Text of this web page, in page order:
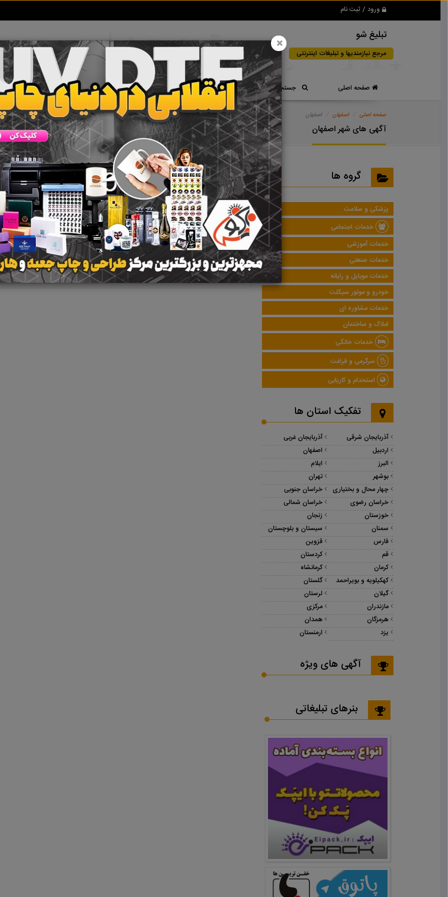
ورود / ثبت نام
تبلیغ شو
مرجع نیازمندیها و تبلیغات اینترنتی
صفحه اصلی جستجوی سریع تعرفه آگهی ها خبرهای سایت تماس با ما
صفحه اصلی اصفهان اصفهان
آگهی های شهر اصفهان
نتیجه ای
گروه ها
پزشکی و سلامت
خدمات اجتماعی
خدمات آموزشی
خدمات صنعتی
خدمات موبایل و رایانه
خودرو و موتور سیکلت
خدمات مشاوره ای
املاک و ساختمان
خدمات خانگی
سرگرمی و فراغت
استخدام و کاریابی
تفکیک استان ها
آذربایجان شرقی
آذربایجان غربی
اردبیل
اصفهان
البرز
ایلام
بوشهر
تهران
چهار محال و بختیاری
خراسان جنوبی
خراسان رضوی
خراسان شمالی
خوزستان
زنجان
سمنان
سیستان و بلوچستان
فارس
قزوین
قم
کردستان
کرمان
کرمانشاه
کهکیلویه و بویراحمد
گلستان
گیلان
لرستان
مازندران
مرکزی
هرمزگان
همدان
یزد
ارمنستان
آگهی های ویژه
بنرهای تبلیغاتی
×